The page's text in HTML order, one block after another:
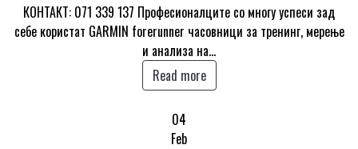
КОНТАКТ: 071 339 137 Професионалците со многу успеси зад
себе користат GARMIN forerunner часовници за тренинг, мерење
и анализа на…
Read more
04
Feb